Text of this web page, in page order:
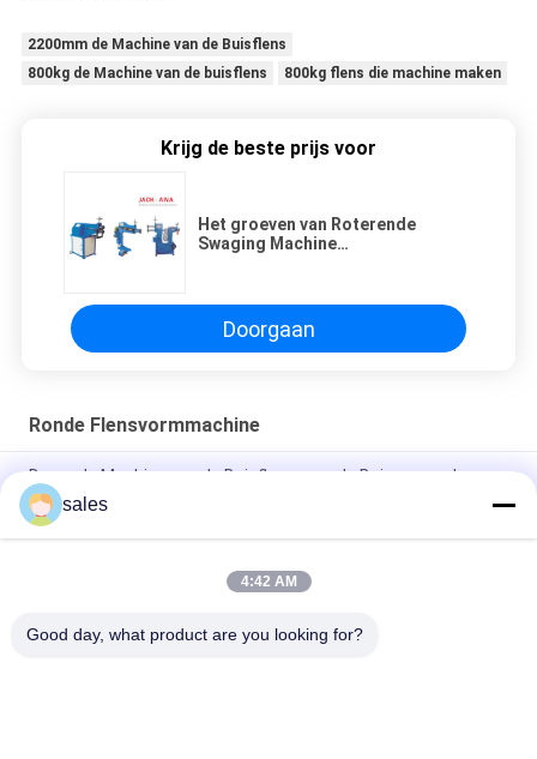
2200mm de Machine van de Buisflens
800kg de Machine van de buisflens
800kg flens die machine maken
Krijg de beste prijs voor
Het groeven van Roterende
Swaging Machine
Doorgaan
Ronde Flensvormmachine
De ronde Machine van de Buisflens voor de Buizen van de
Luchtvoorwaarde het Passen
Hoekstaal om Flens die de Flensmachine maken van de
sales
4:42 AM
Good day, what product are you looking for?